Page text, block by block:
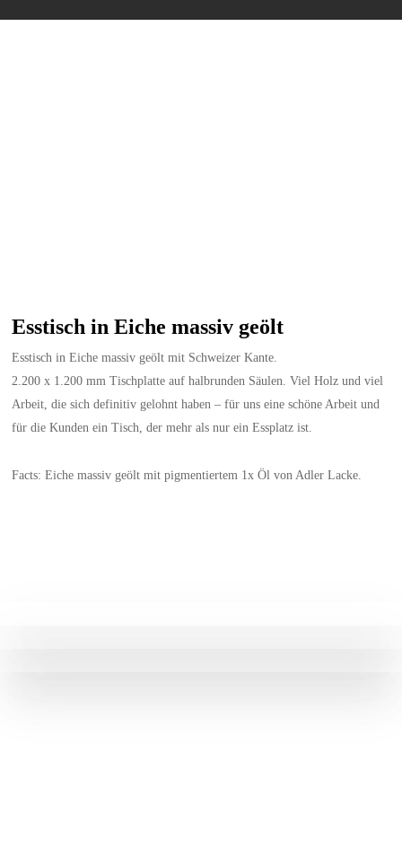
Esstisch in Eiche massiv geölt
Esstisch in Eiche massiv geölt mit Schweizer Kante.
2.200 x 1.200 mm Tischplatte auf halbrunden Säulen. Viel Holz und viel
Arbeit, die sich definitiv gelohnt haben – für uns eine schöne Arbeit und
für die Kunden ein Tisch, der mehr als nur ein Essplatz ist.
Facts: Eiche massiv geölt mit pigmentiertem 1x Öl von Adler Lacke.